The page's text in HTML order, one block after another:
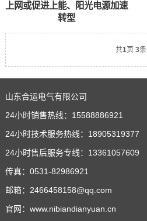
上网或促进上能、阳光电源加速
转型
共1页 3条
山东合运电气有限公司
24小时销售热线：15588886921
24小时技术服务热线：18905319377
24小时售后服务专线：13361057609
传真：0531-82986921
邮箱：2466458158@qq.com
官网：www.nibiandianyuan.cn